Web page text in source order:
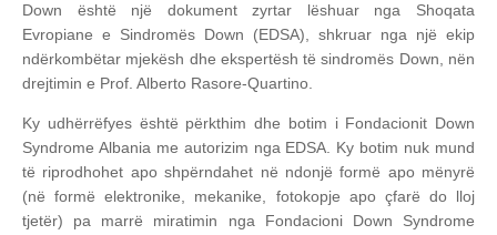
Down është një dokument zyrtar lëshuar nga Shoqata
Evropiane e Sindromës Down (EDSA), shkruar nga një ekip
ndërkombëtar mjekësh dhe ekspertësh të sindromës Down, nën
drejtimin e Prof. Alberto Rasore-Quartino.
Ky udhërrëfyes është përkthim dhe botim i Fondacionit Down
Syndrome Albania me autorizim nga EDSA. Ky botim nuk mund
të riprodhohet apo shpërndahet në ndonjë formë apo mënyrë
(në formë elektronike, mekanike, fotokopje apo çfarë do lloj
tjetër) pa marrë miratimin nga Fondacioni Down Syndrome